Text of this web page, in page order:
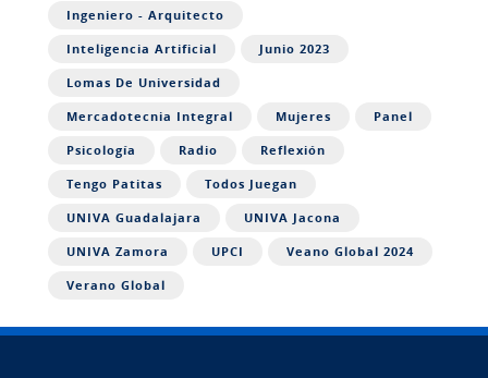
Ingeniero - Arquitecto
Inteligencia Artificial Junio 2023
Lomas De Universidad
Mercadotecnia Integral Mujeres Panel
Psicología Radio Reflexión
Tengo Patitas Todos Juegan
UNIVA Guadalajara UNIVA Jacona
UNIVA Zamora UPCI Veano Global 2024
Verano Global